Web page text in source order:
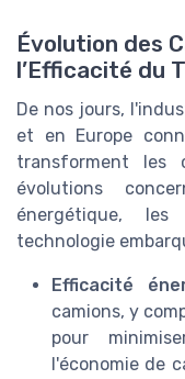
Évolution des
l’Efficacité du
De nos jours,
et en Europe
transforment les
évolutions
énergétique,
technologie
Efficacité
camions, y
pour
l'économie de